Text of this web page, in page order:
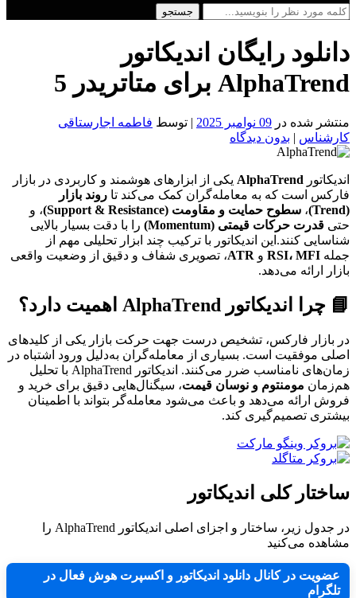
دانلود رایگان اندیکاتور
AlphaTrend برای متاتریدر 5
منتشر شده در 09 نوامبر 2025 | توسط فاطمه اجارستاقی
کارشناس | بدون دیدگاه
اندیکاتور AlphaTrend یکی از ابزارهای هوشمند و کاربردی در بازار
فارکس است که به معامله‌گران کمک می‌کند تا روند بازار
(Trend)
، سطوح حمایت و مقاومت (Support & Resistance)
، و
حتی قدرت حرکات قیمتی (Momentum)
را با دقت بسیار بالایی
شناسایی کنند.این اندیکاتور با ترکیب چند ابزار تحلیلی مهم از
جمله RSI، MFI و ATR، تصویری شفاف و دقیق از وضعیت واقعی
بازار ارائه می‌دهد.
📘 چرا اندیکاتور AlphaTrend اهمیت دارد؟
در بازار فارکس، تشخیص درست جهت حرکت بازار یکی از کلیدهای
اصلی موفقیت است. بسیاری از معامله‌گران به‌دلیل ورود اشتباه در
زمان‌های نامناسب ضرر می‌کنند. اندیکاتور AlphaTrend با تحلیل
هم‌زمان مومنتوم و نوسان قیمت، سیگنال‌هایی دقیق برای خرید و
فروش ارائه می‌دهد و باعث می‌شود معامله‌گر بتواند با اطمینان
بیشتری تصمیم‌گیری کند.
ساختار کلی اندیکاتور
در جدول زیر، ساختار و اجزای اصلی اندیکاتور AlphaTrend را
مشاهده می‌کنید
عضویت در کانال دانلود اندیکاتور و اکسپرت هوش فعال در
تلگرام